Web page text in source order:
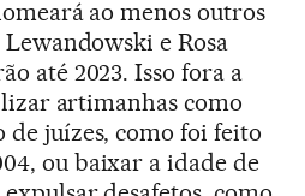
ao menos outros
e Rosa
até 2023. Isso fora a
artimanhas como
juízes, como foi feito
ou baixar a idade de